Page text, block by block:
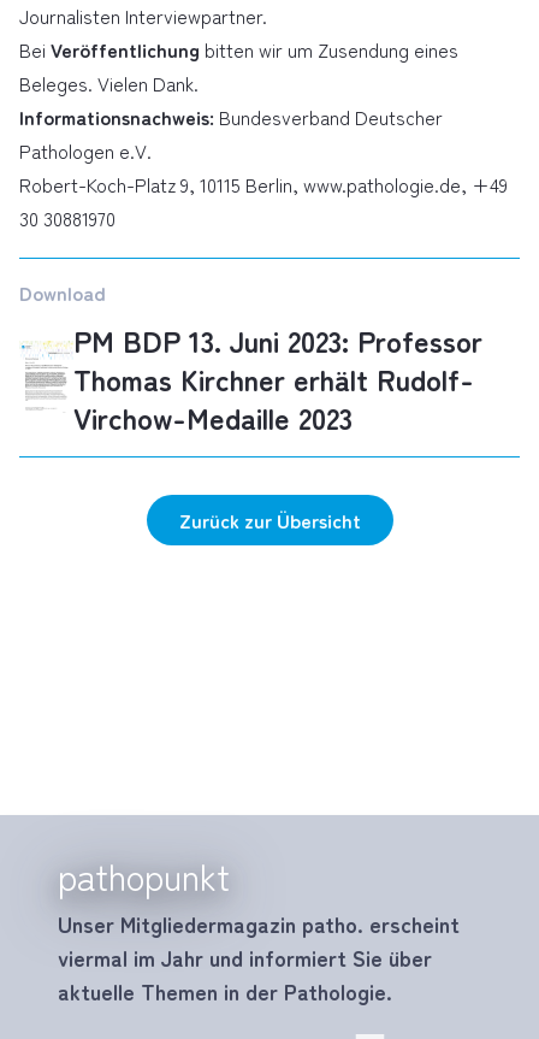
Journalisten Interviewpartner.
Bei Veröffentlichung bitten wir um Zusendung eines
Beleges. Vielen Dank.
Informationsnachweis: Bundesverband Deutscher
Pathologen e.V.
Robert-Koch-Platz 9, 10115 Berlin, www.pathologie.de, +49
30 30881970
Download
PM BDP 13. Juni 2023: Professor
Thomas Kirchner erhält Rudolf-
Virchow-Medaille 2023
Zurück zur Übersicht
pathopunkt
Unser Mitgliedermagazin patho. erscheint
viermal im Jahr und informiert Sie über
aktuelle Themen in der Pathologie.